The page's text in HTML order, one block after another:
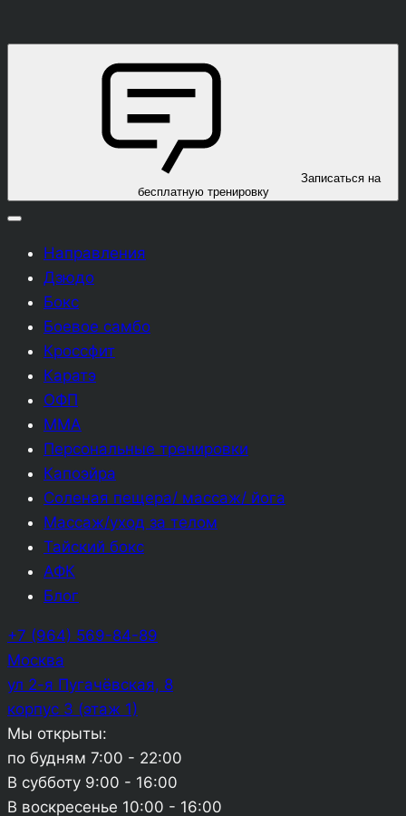
Записаться на
бесплатную тренировку
Направления
Дзюдо
Бокс
Боевое самбо
Кроссфит
Каратэ
ОФП
ММА
Персональные тренировки
Капоэйра
Соленая пещера/ массаж/ йога
Массаж/уход за телом
Тайский бокс
АФК
Блог
+7 (964) 569-84-89
Москва
ул 2-я Пугачёвская, 8
корпус 3 (этаж 1)
Мы открыты:
по будням 7:00 - 22:00
В субботу 9:00 - 16:00
В воскресенье 10:00 - 16:00